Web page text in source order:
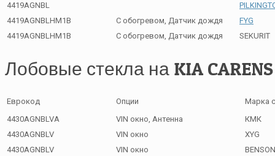
4419AGNBL
4419AGNBLHM1B
С обогревом, Датчик дождя
FYG
4419AGNBLHM1B
С обогревом, Датчик дождя SEKURIT
Лобовые стекла на KIA
Еврокод Опции
Марка
4430AGNBLVA
VIN окно, Антенна
КМК
4430AGNBLV
VIN окно
XYG
4430AGNBLV
VIN окно
BENSON